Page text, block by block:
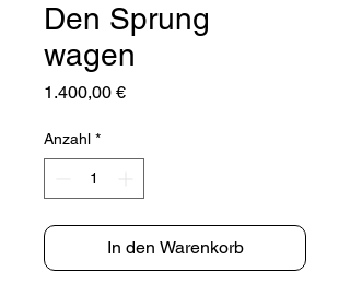
Den Sprung
wagen
1.400,00 €Preis
Anzahl *
In den Warenkorb